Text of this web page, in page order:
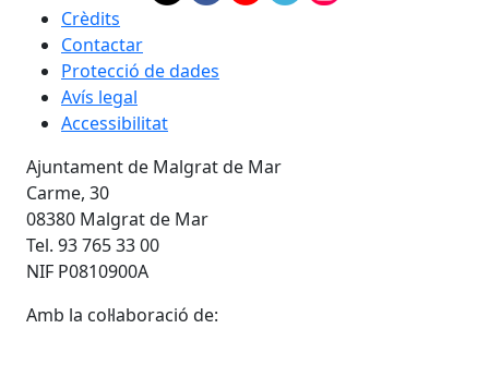
Crèdits
Contactar
Protecció de dades
Avís legal
Accessibilitat
Ajuntament de Malgrat de Mar
Carme, 30
08380 Malgrat de Mar
Tel. 93 765 33 00
NIF P0810900A
Amb la col·laboració de: